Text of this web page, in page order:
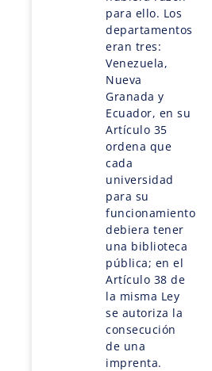
para ello. Los
departamentos
eran tres:
Venezuela,
Nueva
Granada y
Ecuador, en su
Artículo 35
ordena que
cada
universidad
para su
funcionamiento
debiera tener
una biblioteca
pública; en el
Artículo 38 de
la misma Ley
se autoriza la
consecución
de una
imprenta.